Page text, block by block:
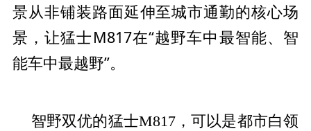
景从非铺装路面延伸至城市通勤的核心场
景，让猛士M817在“越野车中最智能、智
能车中最越野”。
智野双优的猛士M817，可以是都市白领